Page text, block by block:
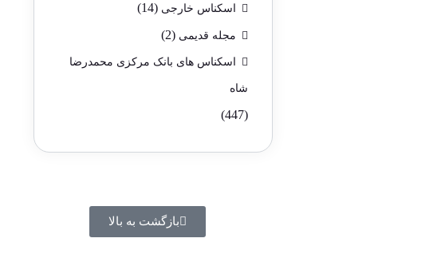
اسکناس خارجی (14)
مجله قدیمی (2)
اسکناس های بانک مرکزی محمدرضا
شاه
(447)
بازگشت به بالا